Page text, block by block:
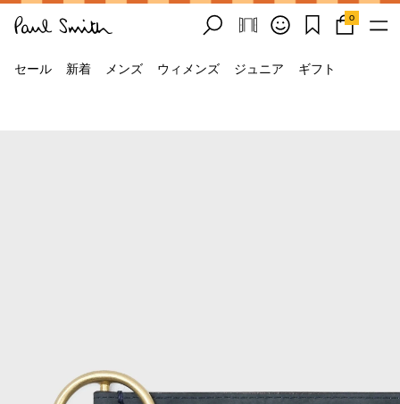
0
セール 新着 メンズ ウィメンズ ジュニア ギフト